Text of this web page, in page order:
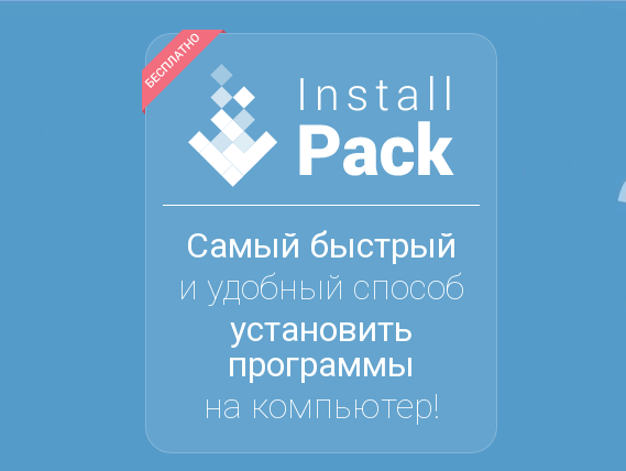
Самый быстрый
и удобный способ
установить
программы
на компьютер!